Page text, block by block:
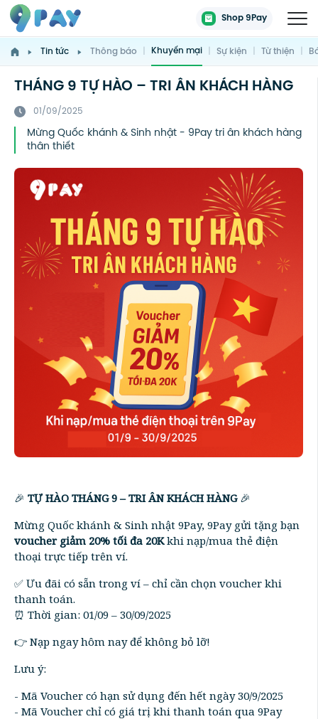
Shop 9Pay
Tin tức Thông báo | Khuyến mại | Sự kiện | Từ thiện |
THÁNG 9 TỰ HÀO – TRI ÂN KHÁCH HÀNG
01/09/2025
Mừng Quốc khánh & Sinh nhật - 9Pay tri ân khách hàng
thân thiết
🎉 TỰ HÀO THÁNG 9 – TRI ÂN KHÁCH HÀNG🎉
Mừng Quốc khánh & Sinh nhật 9Pay, 9Pay gửi tặng bạn
voucher giảm 20% tối đa 20Kkhi nạp/mua thẻ điện
thoại trực tiếp trên ví.
✅ Ưu đãi có sẵn trong ví – chỉ cần chọn voucher khi
thanh toán.
⏰ Thời gian: 01/09 – 30/09/2025
👉 Nạp ngay hôm nay để không bỏ lỡ!
Lưu ý:
- Mã Voucher có hạn sử dụng đến hết ngày 30/9/2025
- Mã Voucher chỉ có giá trị khi thanh toán qua 9Pay